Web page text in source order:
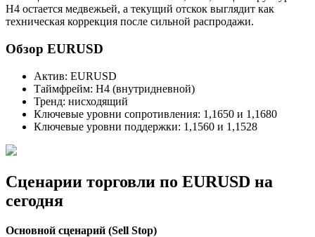
H4 остается медвежьей, а текущий отскок выглядит как
техническая коррекция после сильной распродажи.
Обзор EURUSD
Актив: EURUSD
Таймфрейм: H4 (внутридневной)
Тренд: нисходящий
Ключевые уровни сопротивления: 1,1650 и 1,1680
Ключевые уровни поддержки: 1,1560 и 1,1528
Сценарии торговли по EURUSD на
сегодня
Основной сценарий (Sell Stop)